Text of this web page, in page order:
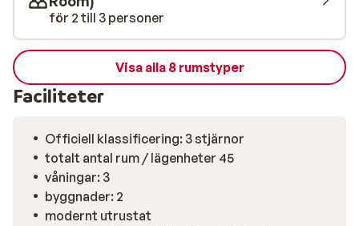
måltider är inkluderade, men du har goda
förutsättningar att tillreda enklare måltider i din
lägenhet. Vill du istället få dina måltider serverade
finns det gott om restauranger och caféer i Tigaki.
för 2 till 3 personer
Visa alla 8 rumstyper
Faciliteter
Officiell klassificering: 3 stjärnor
totalt antal rum / lägenheter 45
våningar: 3
byggnader: 2
modernt utrustat